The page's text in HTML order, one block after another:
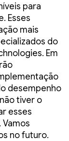
para
Esses
mais
do
Em
desempenho
tiver o
esses
. Vamos
no futuro.